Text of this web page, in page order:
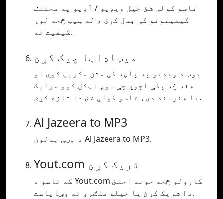
تاسو کولی شئ خپل ویډیو / آډیو په مختلف
کیفیتونو کې بدل کړئ ، له ټیټ څخه لوړ
کیفیت ته.
میټاډاټا چیک کړئ
یوټ د ویډیو په پاڼه کې متن سکریپ کوي او
هغه څه پکې اچوي چې موږ اټکل کوو سرلیک
یا هنرمند دی، تاسو کولی شئ دا تازه کړئ.
Al Jazeera to MP3
د بڼې بدلون Al Jazeera to MP3.
Yout.com شریک کړئ
که تاسو د Yout.com کارولو څخه خوند اخلئ
دا شریک کړئ یا خپلو ملګرو ته وښایاست.